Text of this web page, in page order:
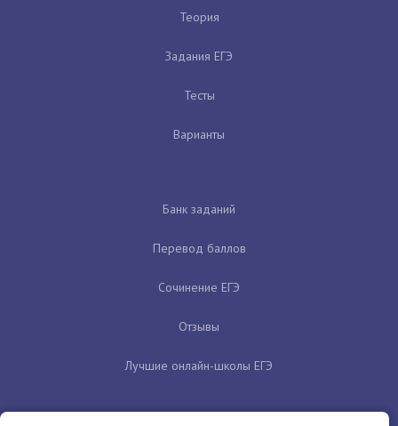
Теория
Задания ЕГЭ
Тесты
Варианты
Банк заданий
Перевод баллов
Сочинение ЕГЭ
Отзывы
Лучшие онлайн-школы ЕГЭ